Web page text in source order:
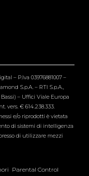
– P.Iva 03976881007 –
S.p.A. – RTI S.p.A.,
– Uffici Viale Europa
vers. € 614.238.333.
e/o riprodotti è vietata
di sistemi di intelligenza
di utilizzare mezzi
Parental Control